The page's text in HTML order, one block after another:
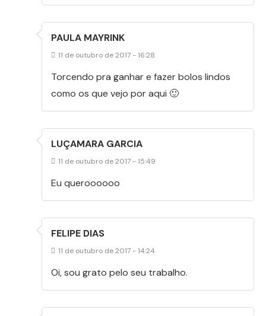
PAULA MAYRINK
11 de outubro de 2017 - 16:28
Torcendo pra ganhar e fazer bolos lindos
como os que vejo por aqui 🙂
LUÇAMARA GARCIA
11 de outubro de 2017 - 15:49
Eu queroooooo
FELIPE DIAS
11 de outubro de 2017 - 14:24
Oi, sou grato pelo seu trabalho.